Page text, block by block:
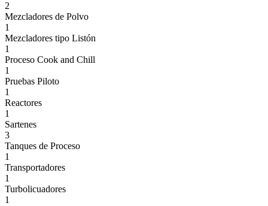
2
Mezcladores de Polvo
1
Mezcladores tipo Listón
1
Proceso Cook and Chill
1
Pruebas Piloto
1
Reactores
1
Sartenes
3
Tanques de Proceso
1
Transportadores
1
Turbolicuadores
1